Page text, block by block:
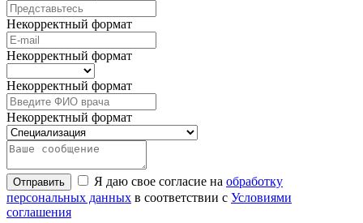
Некорректный формат
Некорректный формат
Некорректный формат
Некорректный формат
Отправить Я даю свое согласие на обработку
персональных данных в соответствии с Условиями
соглашения